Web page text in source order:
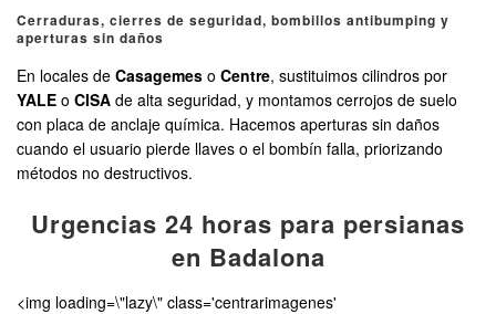
Cerraduras, cierres de seguridad, bombillos antibumping y
aperturas sin daños
En locales de Casagemes o Centre, sustituimos cilindros por
YALE o CISA de alta seguridad, y montamos cerrojos de suelo
con placa de anclaje química. Hacemos aperturas sin daños
cuando el usuario pierde llaves o el bombín falla, priorizando
métodos no destructivos.
Urgencias 24 horas para persianas
en Badalona
<img loading=\"lazy\" class='centrarimagenes'